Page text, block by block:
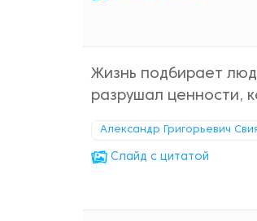
Жизнь подбирает
разрушал ценности,
Александр Григорьевич
Cлайд с цитатой